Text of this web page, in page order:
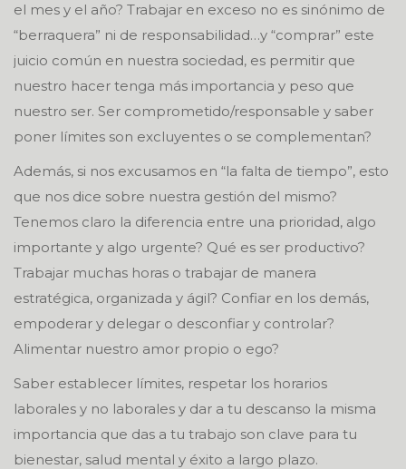
el mes y el año? Trabajar en exceso no es sinónimo de
“berraquera” ni de responsabilidad…y “comprar” este
juicio común en nuestra sociedad, es permitir que
nuestro hacer tenga más importancia y peso que
nuestro ser. Ser comprometido/responsable y saber
poner límites son excluyentes o se complementan?
Además, si nos excusamos en “la falta de tiempo”, esto
que nos dice sobre nuestra gestión del mismo?
Tenemos claro la diferencia entre una prioridad, algo
importante y algo urgente? Qué es ser productivo?
Trabajar muchas horas o trabajar de manera
estratégica, organizada y ágil? Confiar en los demás,
empoderar y delegar o desconfiar y controlar?
Alimentar nuestro amor propio o ego?
Saber establecer límites, respetar los horarios
laborales y no laborales y dar a tu descanso la misma
importancia que das a tu trabajo son clave para tu
bienestar, salud mental y éxito a largo plazo.